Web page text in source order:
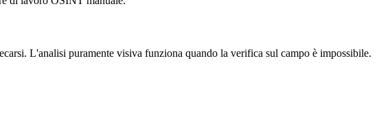
L'analisi puramente visiva funziona quando la verifica sul campo è impossibile.